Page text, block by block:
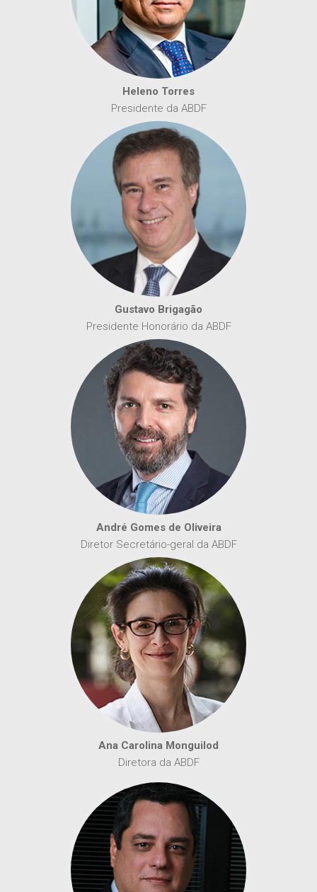
Heleno Torres
Presidente da ABDF
Gustavo Brigagão
Presidente Honorário da ABDF
André Gomes de Oliveira
Diretor Secretário-geral da ABDF
Ana Carolina Monguilod
Diretora da ABDF